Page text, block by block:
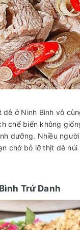
ở Ninh Bình vô
chế biến không
dưỡng. Nhiều
chớ bỏ lỡ thịt dê
Trứ Danh